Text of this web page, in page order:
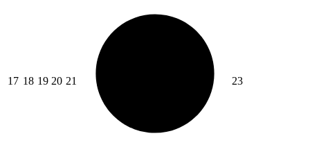
17 18 19 20 21 23